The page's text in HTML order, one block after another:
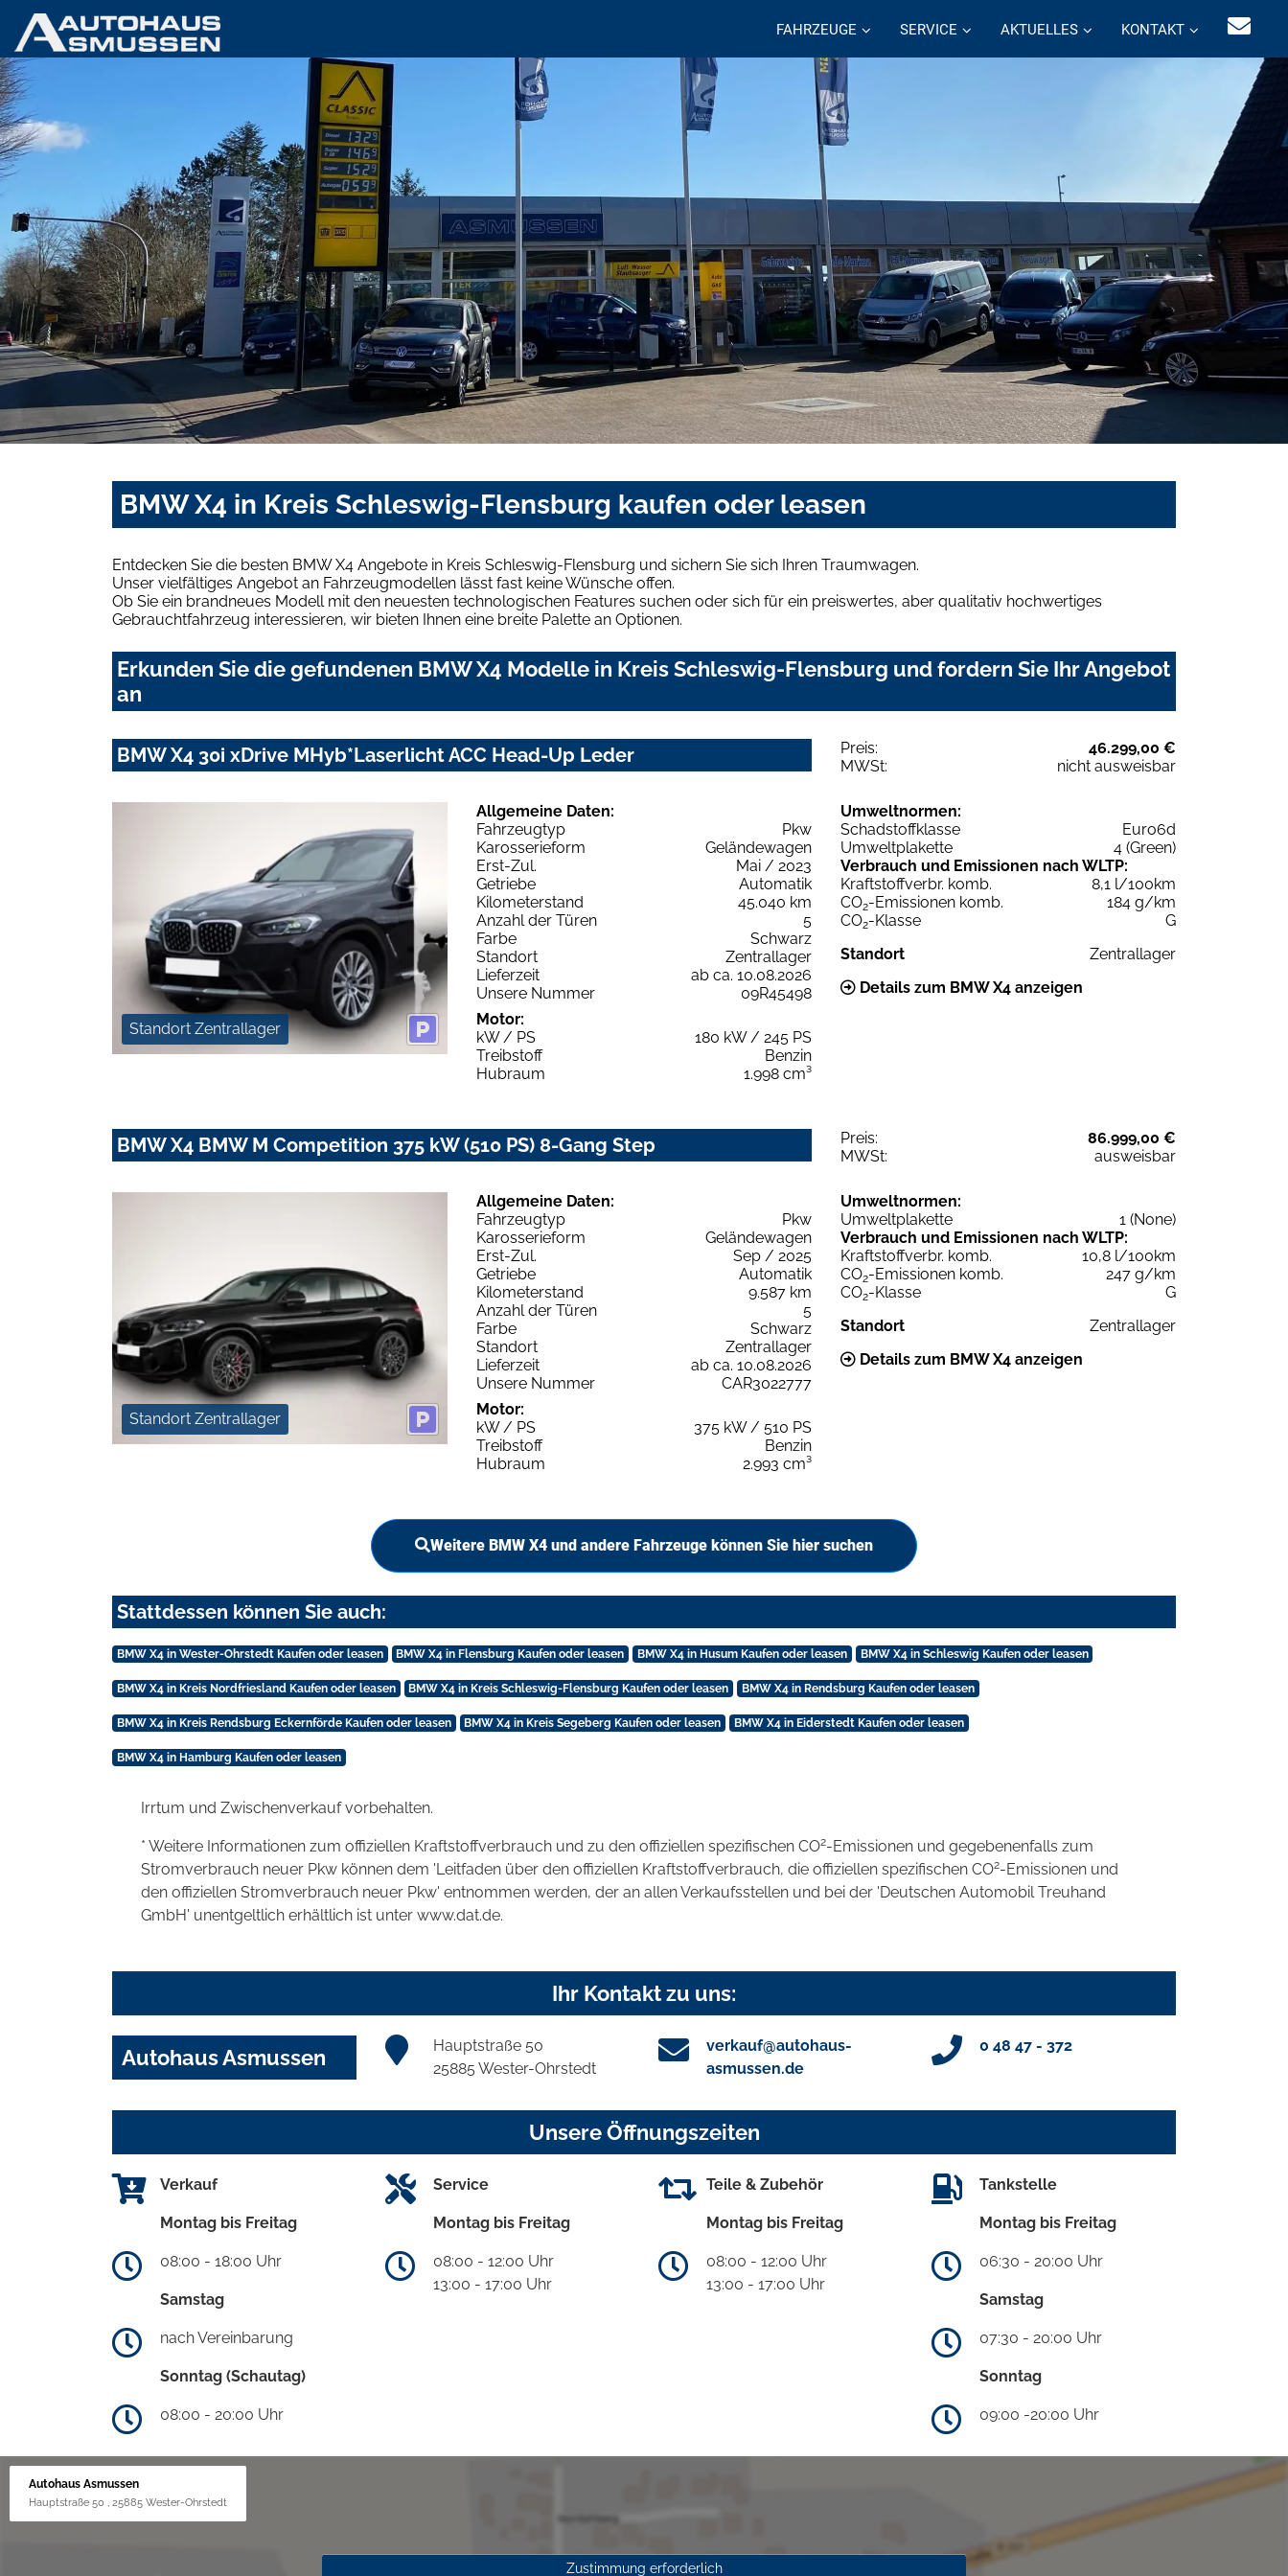
FAHRZEUGE SERVICE AKTUELLES KONTAKT
BMW X4 in Kreis Schleswig-Flensburg kaufen oder leasen
Entdecken Sie die besten BMW X4 Angebote in Kreis Schleswig-Flensburg und sichern Sie sich Ihren Traumwagen.
Unser vielfältiges Angebot an Fahrzeugmodellen lässt fast keine Wünsche offen.
Ob Sie ein brandneues Modell mit den neuesten technologischen Features suchen oder sich für ein preiswertes, aber qualitativ hochwertiges
Gebrauchtfahrzeug interessieren, wir bieten Ihnen eine breite Palette an Optionen.
Erkunden Sie die gefundenen BMW X4 Modelle in Kreis Schleswig-Flensburg und fordern Sie Ihr Angebot
an
BMW X4 30i xDrive MHyb*Laserlicht ACC Head-Up Leder Preis:
46.299,00 €
MWSt:
nicht ausweisbar
Standort Zentrallager
Allgemeine Daten:
Fahrzeugtyp
Pkw
Karosserieform
Geländewagen
Erst-Zul.
Mai / 2023
Getriebe
Automatik
Kilometerstand
45.040 km
Anzahl der Türen
5
Farbe
Schwarz
Standort
Zentrallager
Lieferzeit
ab ca. 10.08.2026
Unsere Nummer
09R45498
Motor:
kW / PS
180 kW / 245 PS
Treibstoff
Benzin
Hubraum
1.998 cm³
Umweltnormen:
Schadstoffklasse
Euro6d
Umweltplakette
4 (Green)
Verbrauch und Emissionen nach WLTP:
Kraftstoffverbr. komb.
8,1 l/100km
CO2-Emissionen komb.
184 g/km
CO2-Klasse
G
Standort
Zentrallager
Details zum BMW X4 anzeigen
BMW X4 BMW M Competition 375 kW (510 PS) 8-Gang Step Preis:
86.999,00 €
MWSt:
ausweisbar
Standort Zentrallager
Allgemeine Daten:
Fahrzeugtyp
Pkw
Karosserieform
Geländewagen
Erst-Zul.
Sep / 2025
Getriebe
Automatik
Kilometerstand
9.587 km
Anzahl der Türen
5
Farbe
Schwarz
Standort
Zentrallager
Lieferzeit
ab ca. 10.08.2026
Unsere Nummer
CAR3022777
Motor:
kW / PS
375 kW / 510 PS
Treibstoff
Benzin
Hubraum
2.993 cm³
Umweltnormen:
Umweltplakette
1 (None)
Verbrauch und Emissionen nach WLTP:
Kraftstoffverbr. komb.
10,8 l/100km
CO2-Emissionen komb.
247 g/km
CO2-Klasse
G
Standort
Zentrallager
Details zum BMW X4 anzeigen
Weitere BMW X4 und andere Fahrzeuge können Sie hier suchen
Stattdessen können Sie auch:
BMW X4 in Wester-Ohrstedt Kaufen oder leasen BMW X4 in Flensburg Kaufen oder leasen BMW X4 in Husum Kaufen oder leasen BMW X4 in Schleswig Kaufen oder leasen
BMW X4 in Kreis Nordfriesland Kaufen oder leasen BMW X4 in Kreis Schleswig-Flensburg Kaufen oder leasen BMW X4 in Rendsburg Kaufen oder leasen
BMW X4 in Kreis Rendsburg Eckernförde Kaufen oder leasen BMW X4 in Kreis Segeberg Kaufen oder leasen BMW X4 in Eiderstedt Kaufen oder leasen
BMW X4 in Hamburg Kaufen oder leasen
Irrtum und Zwischenverkauf vorbehalten.
* Weitere Informationen zum offiziellen Kraftstoffverbrauch und zu den offiziellen spezifischen CO2-Emissionen und gegebenenfalls zum
Stromverbrauch neuer Pkw können dem 'Leitfaden über den offiziellen Kraftstoffverbrauch, die offiziellen spezifischen CO2-Emissionen und
den offiziellen Stromverbrauch neuer Pkw' entnommen werden, der an allen Verkaufsstellen und bei der 'Deutschen Automobil Treuhand
GmbH' unentgeltlich erhältlich ist unter www.dat.de.
Ihr Kontakt zu uns:
Autohaus Asmussen
Hauptstraße 50
25885 Wester-Ohrstedt
verkauf@autohaus-
asmussen.de
0 48 47 - 372
Unsere Öffnungszeiten
Verkauf
Montag bis Freitag
08:00 - 18:00 Uhr
Samstag
nach Vereinbarung
Sonntag (Schautag)
08:00 - 20:00 Uhr
Service
Montag bis Freitag
08:00 - 12:00 Uhr
13:00 - 17:00 Uhr
Teile & Zubehör
Montag bis Freitag
08:00 - 12:00 Uhr
13:00 - 17:00 Uhr
Tankstelle
Montag bis Freitag
06:30 - 20:00 Uhr
Samstag
07:30 - 20:00 Uhr
Sonntag
09:00 -20:00 Uhr
Autohaus Asmussen
Hauptstraße 50 , 25885 Wester-Ohrstedt
Zustimmung erforderlich